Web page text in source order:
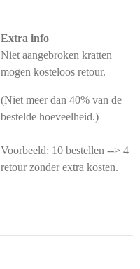
Extra info
Niet aangebroken kratten
mogen kosteloos retour.
(Niet meer dan 40% van de
bestelde hoeveelheid.)
Voorbeeld: 10 bestellen --> 4
retour zonder extra kosten.